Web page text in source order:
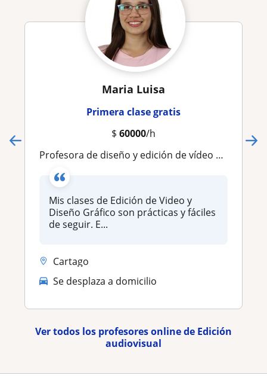
Maria Luisa
Primera clase gratis
$ 60000/h
Profesora de diseño y edición de vídeo para adolescentes y adultos
Mis clases de Edición de Video y
Diseño Gráfico son prácticas y fáciles
de seguir. E...
Cartago
Se desplaza a domicilio
Ver todos los profesores online de Edición
audiovisual